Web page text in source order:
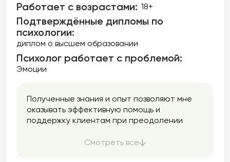
Работает с возрастами: 18+
Подтверждённые дипломы по
психологии:
диплом о высшем образовании
Психолог работает с проблемой:
Эмоции
Полученные знания и опыт позволяют мне
оказывать эффективную помощь и
поддержку клиентам при преодолении
формировании их индивидуального пути
Смотреть все